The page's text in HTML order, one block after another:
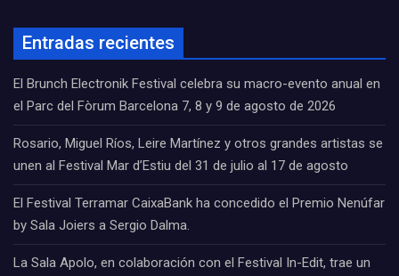
Entradas recientes
El Brunch Electronik Festival celebra su macro-evento anual en
el Parc del Fòrum Barcelona 7, 8 y 9 de agosto de 2026
Rosario, Miguel Ríos, Leire Martínez y otros grandes artistas se
unen al Festival Mar d’Estiu del 31 de julio al 17 de agosto
El Festival Terramar CaixaBank ha concedido el Premio Nenúfar
by Sala Joiers a Sergio Dalma.
La Sala Apolo, en colaboración con el Festival In-Edit, trae un